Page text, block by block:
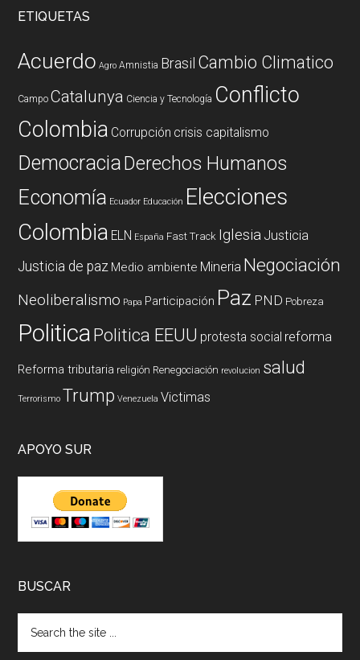
ETIQUETAS
Acuerdo Agro Amnistia Brasil Cambio Climatico
Campo Catalunya Ciencia y Tecnología Conflicto
Colombia Corrupción crisis capitalismo
DemocraciaDerechos Humanos
Economía Ecuador Educación Elecciones
Colombia ELN España Fast Track Iglesia Justicia
Justicia de paz Medio ambiente Mineria Negociación
Neoliberalismo Papa Participación Paz PND Pobreza
PoliticaPolitica EEUU protesta social reforma
Reforma tributaria religión Renegociación revolucion salud
Terrorismo Trump Venezuela Victimas
APOYO SUR
BUSCAR